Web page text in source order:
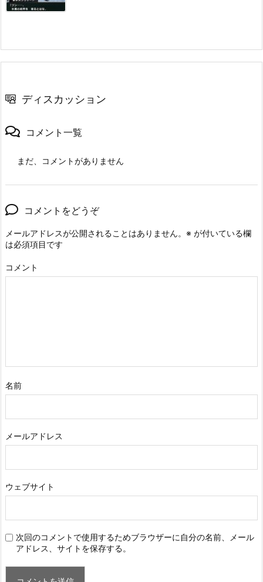
ディスカッション
コメント一覧
まだ、コメントがありません
コメントをどうぞ
メールアドレスが公開されることはありません。 ※ が付いている欄
は必須項目です
コメント
名前
メールアドレス
ウェブサイト
次回のコメントで使用するためブラウザーに自分の名前、メール
アドレス、サイトを保存する。